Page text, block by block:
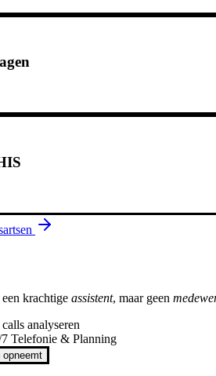
een krachtige assistent, maar geen
calls analyseren
Telefonie & Planning
opneemt